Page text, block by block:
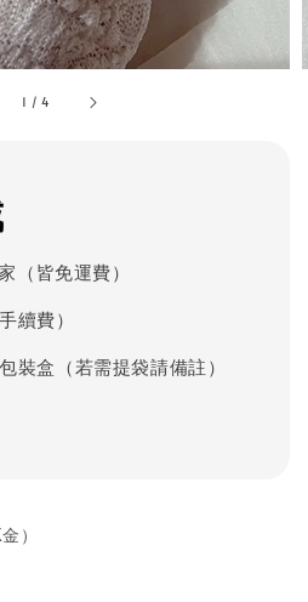
1 /4
（皆免運費）
續費）
裝盒（若需提袋請備註）
）